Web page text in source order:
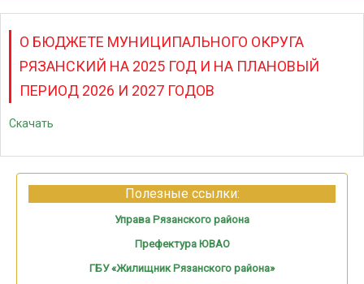
О БЮДЖЕТЕ МУНИЦИПАЛЬНОГО ОКРУГА
РЯЗАНСКИЙ НА 2025 ГОД И НА ПЛАНОВЫЙ
ПЕРИОД 2026 И 2027 ГОДОВ
Скачать
Полезные ссылки:
Управа Рязанского района
Префектура ЮВАО
ГБУ «Жилищник Рязанского района»